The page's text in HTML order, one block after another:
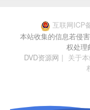
互联网ICP
本站收集的信息若侵
权处理
DVD资源网 | 关于